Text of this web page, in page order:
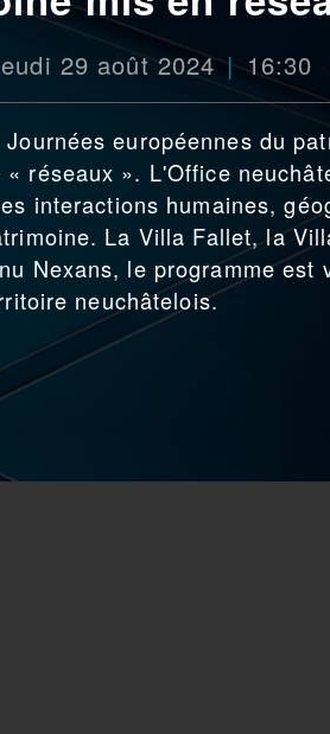
29 août 2024 16:30
européennes du
réseaux ». L'Office
interactions humaines,
La Villa Fallet, la
Nexans, le programme
neuchâtelois.